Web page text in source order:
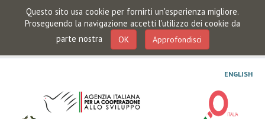
Questo sito usa cookie per fornirti un'esperienza migliore.
Proseguendo la navigazione accetti l'utilizzo dei cookie da
parte nostra
OK Approfondisci
ENGLISH